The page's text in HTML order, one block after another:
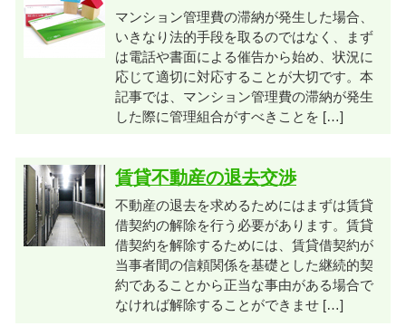
マンション管理費の滞納が発生した場合、
いきなり法的手段を取るのではなく、まず
は電話や書面による催告から始め、状況に
応じて適切に対応することが大切です。本
記事では、マンション管理費の滞納が発生
した際に管理組合がすべきことを […]
賃貸不動産の退去交渉
不動産の退去を求めるためにはまずは賃貸
借契約の解除を行う必要があります。賃貸
借契約を解除するためには、賃貸借契約が
当事者間の信頼関係を基礎とした継続的契
約であることから正当な事由がある場合で
なければ解除することができませ […]